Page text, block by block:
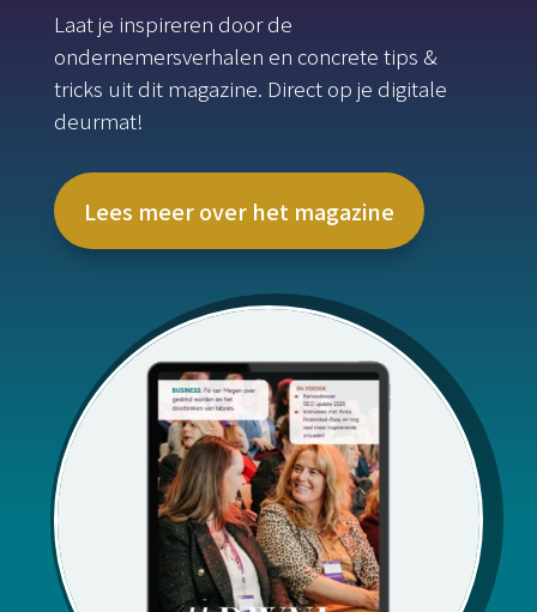
Laat je inspireren door de
ondernemersverhalen en concrete tips &
tricks uit dit magazine. Direct op je digitale
deurmat!
Lees meer over het magazine